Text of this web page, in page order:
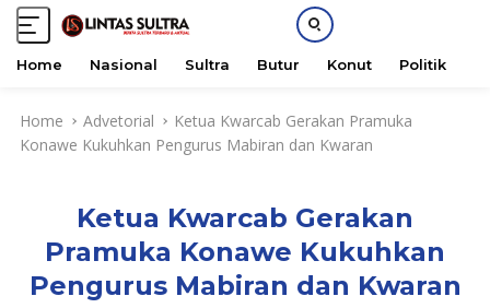
Home Nasional Sultra Butur Konut Politik
Home Advetorial
Ketua Kwarcab Gerakan Pramuka
Konawe Kukuhkan Pengurus Mabiran dan Kwaran
Ketua Kwarcab Gerakan
Pramuka Konawe Kukuhkan
Pengurus Mabiran dan Kwaran